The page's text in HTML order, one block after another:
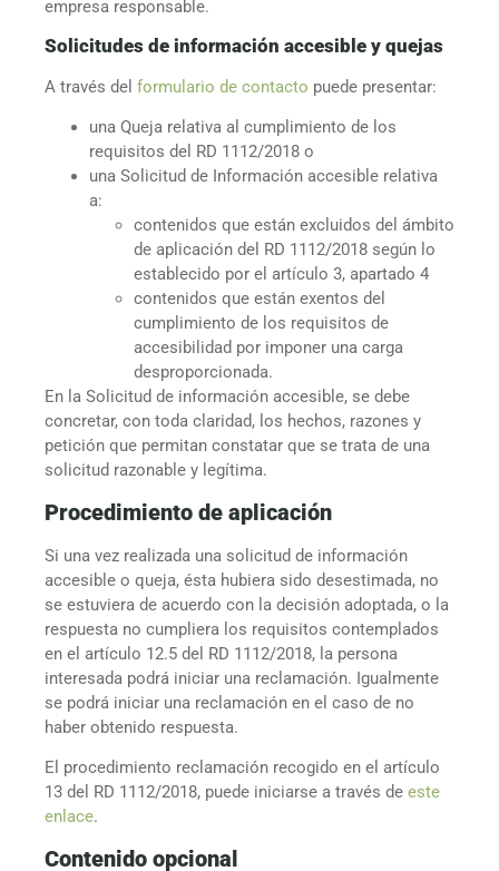
empresa responsable.
Solicitudes de información accesible y quejas
A través del formulario de contacto puede presentar:
una Queja relativa al cumplimiento de los
requisitos del RD 1112/2018 o
una Solicitud de Información accesible relativa
a:
contenidos que están excluidos del ámbito
de aplicación del RD 1112/2018 según lo
establecido por el artículo 3, apartado 4
contenidos que están exentos del
cumplimiento de los requisitos de
accesibilidad por imponer una carga
desproporcionada.
En la Solicitud de información accesible, se debe
concretar, con toda claridad, los hechos, razones y
petición que permitan constatar que se trata de una
solicitud razonable y legítima.
Procedimiento de aplicación
Si una vez realizada una solicitud de información
accesible o queja, ésta hubiera sido desestimada, no
se estuviera de acuerdo con la decisión adoptada, o la
respuesta no cumpliera los requisitos contemplados
en el artículo 12.5 del RD 1112/2018, la persona
interesada podrá iniciar una reclamación. Igualmente
se podrá iniciar una reclamación en el caso de no
haber obtenido respuesta.
El procedimiento reclamación recogido en el artículo
13 del RD 1112/2018, puede iniciarse a través de este
enlace.
Contenido opcional